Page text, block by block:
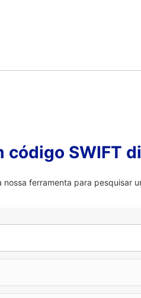
código SWIFT
nossa ferramenta para pesquisar